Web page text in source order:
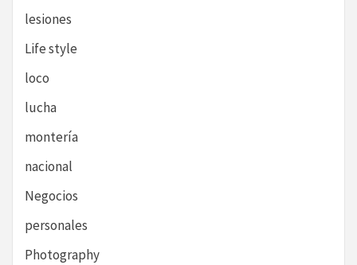
lesiones
Life style
loco
lucha
montería
nacional
Negocios
personales
Photography